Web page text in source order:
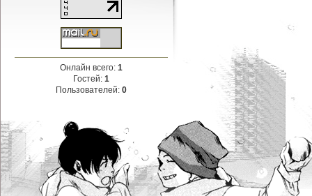
Онлайн всего: 1
Гостей: 1
Пользователей: 0